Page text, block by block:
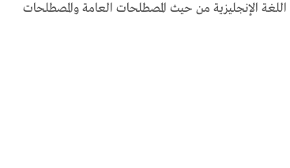
الإنجليزية من حيث المصطلحات العامة والمصطلحات